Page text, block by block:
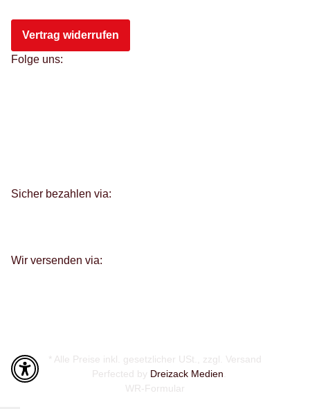
Vertrag widerrufen
Folge uns:
Sicher bezahlen via:
Wir versenden via:
* Alle Preise inkl. gesetzlicher USt., zzgl. Versand
Perfected by Dreizack Medien
WR-Formular